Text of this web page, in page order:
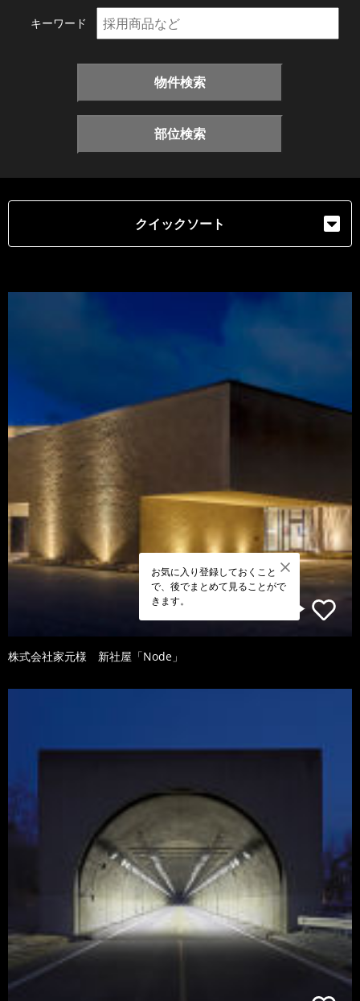
キーワード
物件検索
部位検索
クイックソート
お気に入り登録しておくこと
で、後でまとめて見ることがで
きます。
株式会社家元様 新社屋「Node」